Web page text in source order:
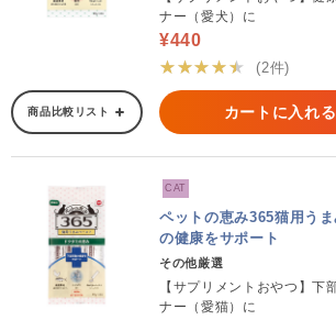
ナー（愛犬）に
¥440
★★★★★
(2件)
商品比較リスト カートに入れる
CAT
ペットの恵み365猫用う
の健康をサポート
その他厳選
【サプリメントおやつ】下
ナー（愛猫）に